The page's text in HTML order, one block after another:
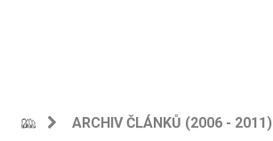
ARCHIV ČLÁNKŮ (2006 - 2011)